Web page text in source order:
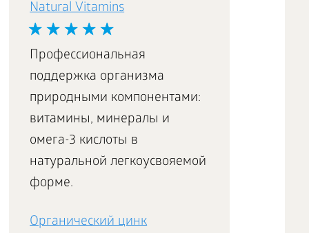
Natural Vitamins
Профессиональная
поддержка организма
природными компонентами:
витамины, минералы и
омега-3 кислоты в
натуральной легкоусвояемой
форме.
Органический цинк